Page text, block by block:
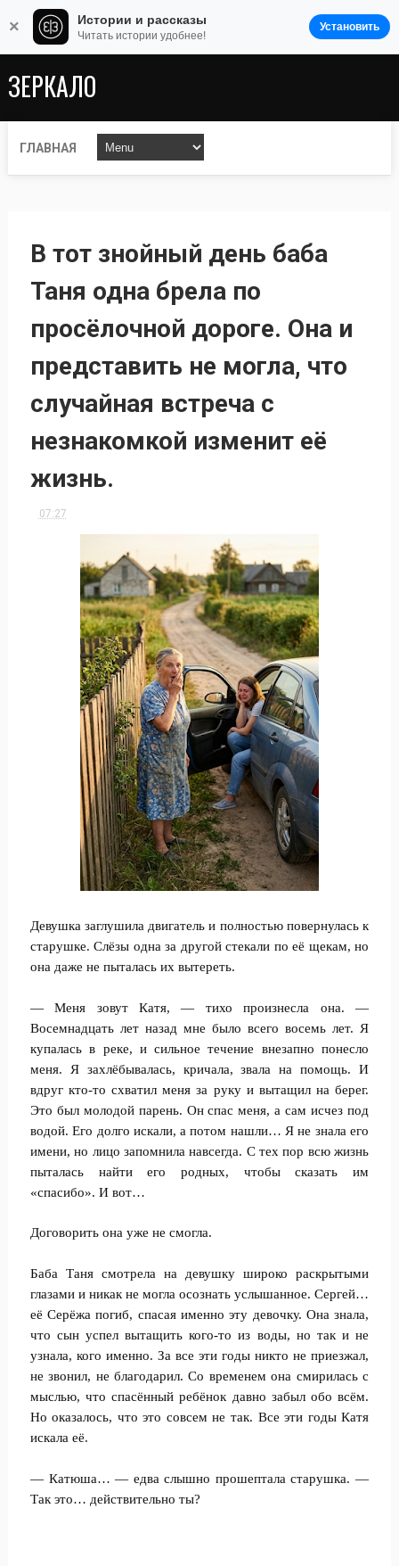
ЗЕРКАЛО
ГЛАВНАЯ
В тот знойный день баба
Таня одна брела по
просёлочной дороге. Она и
представить не могла, что
случайная встреча с
незнакомкой изменит её
жизнь.
07:27
Девушка заглушила двигатель и полностью повернулась к
старушке. Слёзы одна за другой стекали по её щекам, но
она даже не пыталась их вытереть.
— Меня зовут Катя, — тихо произнесла она. —
Восемнадцать лет назад мне было всего восемь лет. Я
купалась в реке, и сильное течение внезапно понесло
меня. Я захлёбывалась, кричала, звала на помощь. И
вдруг кто-то схватил меня за руку и вытащил на берег.
Это был молодой парень. Он спас меня, а сам исчез под
водой. Его долго искали, а потом нашли… Я не знала его
имени, но лицо запомнила навсегда. С тех пор всю жизнь
пыталась найти его родных, чтобы сказать им
«спасибо». И вот…
Договорить она уже не смогла.
Баба Таня смотрела на девушку широко раскрытыми
глазами и никак не могла осознать услышанное. Сергей…
её Серёжа погиб, спасая именно эту девочку. Она знала,
что сын успел вытащить кого-то из воды, но так и не
узнала, кого именно. За все эти годы никто не приезжал,
не звонил, не благодарил. Со временем она смирилась с
мыслью, что спасённый ребёнок давно забыл обо всём.
Но оказалось, что это совсем не так. Все эти годы Катя
искала её.
— Катюша… — едва слышно прошептала старушка. —
Так это… действительно ты?
× Истории и рассказы
Читать истории удобнее!
Установить